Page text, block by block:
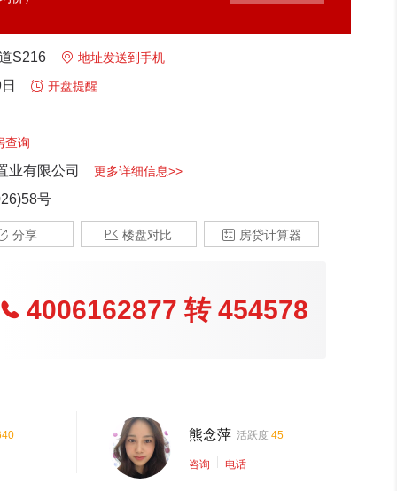
S216  地址发送到手机
 开盘提醒
查询
业有限公司 更多详细信息>>
号
分享  楼盘对比  房贷计算器
 4006162877 转454578
熊念萍 活跃度 45
咨询 电话